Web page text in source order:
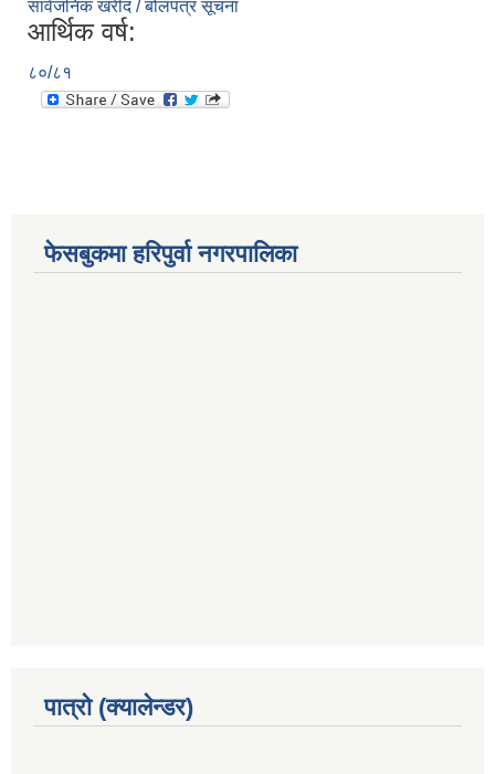
सार्वजनिक खरीद / बोलपत्र सूचना
आर्थिक वर्ष:
८०/८१
फेसबुकमा हरिपुर्वा नगरपालिका
पात्रो (क्यालेन्डर)